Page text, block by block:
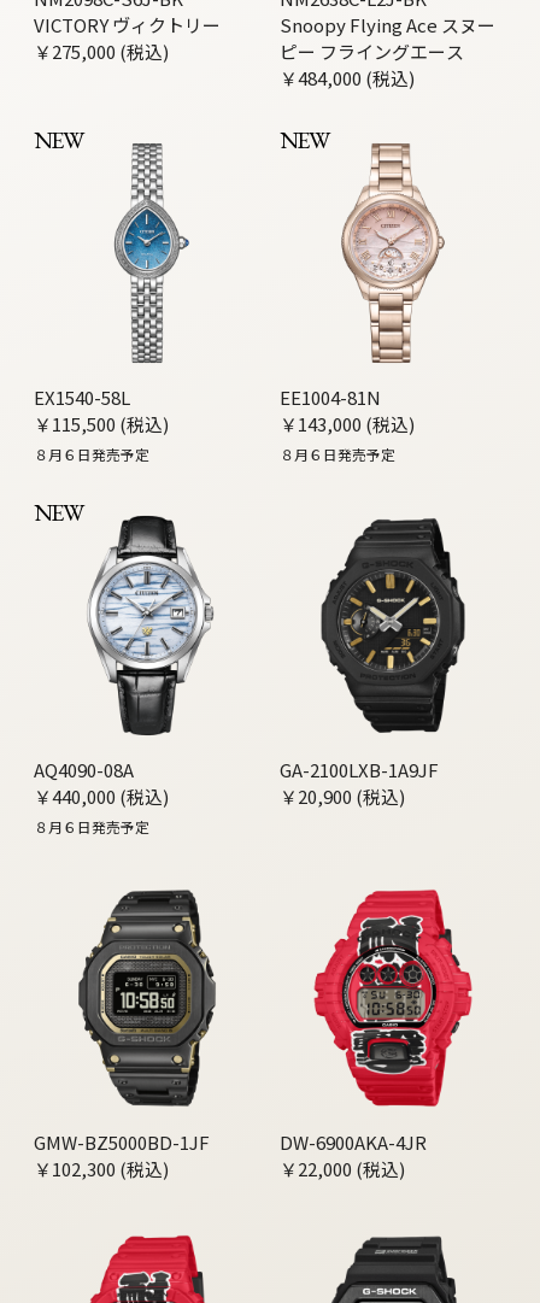
VICTORY ヴィクトリー
￥275,000 (税込)
Snoopy Flying Ace スヌー
ピー フライングエース
￥484,000 (税込)
NEW
EX1540-58L
￥115,500 (税込)
８月６日発売予定
NEW
EE1004-81N
￥143,000 (税込)
８月６日発売予定
NEW
AQ4090-08A
￥440,000 (税込)
８月６日発売予定
GA-2100LXB-1A9JF
￥20,900 (税込)
GMW-BZ5000BD-1JF
￥102,300 (税込)
DW-6900AKA-4JR
￥22,000 (税込)